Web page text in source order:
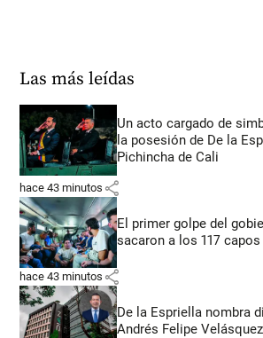
Las más leídas
Un acto cargado de
la posesión de De la
Pichincha de Cali
hace 43 minutos share
El primer golpe del
sacaron a los 117
hace 43 minutos share
De la Espriella nombra
Andrés Felipe